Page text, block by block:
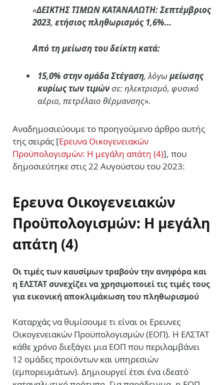
«ΔΕΙΚΤΗΣ ΤΙΜΩΝ ΚΑΤΑΝΑΛΩΤΗ: Σεπτέμβριος
2023, ετήσιος πληθωρισμός 1,6%…
Από τη μείωση του δείκτη κατά:
15,0% στην ομάδα Στέγαση, λόγω μείωσης
κυρίως των τιμώνσε: ηλεκτρισμό, φυσικό
αέριο, πετρέλαιο θέρμανσης».
Αναδημοσιεύουμε το προηγούμενο άρθρο αυτής
της σειράς [Ερευνα Οικογενειακών
Προϋπολογισμών: Η μεγάλη απάτη (4)], που
δημοσιεύτηκε στις 22 Αυγούστου του 2023:
Ερευνα Οικογενειακών
Προϋπολογισμών: Η μεγάλη
απάτη (4)
Οι τιμές των καυσίμων τραβούν την ανηφόρα και
η ΕΛΣΤΑΤ συνεχίζει να χρησιμοποιεί τις τιμές τους
για εικονική αποκλιμάκωση του πληθωρισμού
Καταρχάς να θυμίσουμε τι είναι οι Ερευνες
Οικογενειακών Προϋπολογισμών (ΕΟΠ). Η ΕΛΣΤΑΤ
κάθε χρόνο διεξάγει μια ΕΟΠ που περιλαμβάνει
12 ομάδες προϊόντων και υπηρεσιών
(εμπορευμάτων). Δημιουργεί έτσι ένα ιδεατό